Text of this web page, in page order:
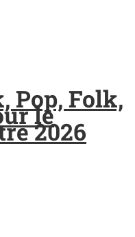
Pop, Folk,
le
2026